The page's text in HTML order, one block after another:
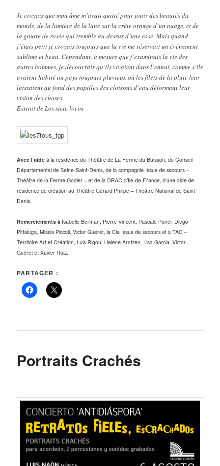
Je croyais que mon âme m’avait quitté pour jouir des beautés du
monde, de la lumière de la lune sur la crête orange d’un nuage, et de
la goutte de rosée qui tremble au-dessus d’une rose. Mais quand
j’étais petit je croyais toujours que la vie me réservait un événement
sublime et beau. Cependant, à mesure que j’examinais la vie des
autres hommes, je découvrais qu’ils vivaient dans l’ennui, comme s’ils
avaient habité un pays toujours pluvieux où les filets de la pluie leur
laissaient au fond des pupilles des cloisons d’eau déformant leur
vision des choses.
Extrait de Los siete locos
Avec l’aideà la résidence du Théâtre de La Ferme du Buisson, du Conseil
Départemental de Seine-Saint-Denis, de la compagnie Issue de secours –
Théâtre de la Ferme Godier – et de la DRAC d’Ile-de-France, d’une aide de
résidence de création au Théâtre Gérard Philipe – Théâtre National de Saint
Denis.
Remerciements à Isabelle Berman, Pierre Vincent, Pascale Poirel, Diego
Pittaluga, Missia Piccoli, Victor Guéret, la Cie Issue de secours et à TAC –
Territoire Art et Création, Luis Rigou, Helene Arntzen, Lisa Garcia, Victor
Guéret et Xavier Ruiz.
PARTAGER :
Portraits Crachés